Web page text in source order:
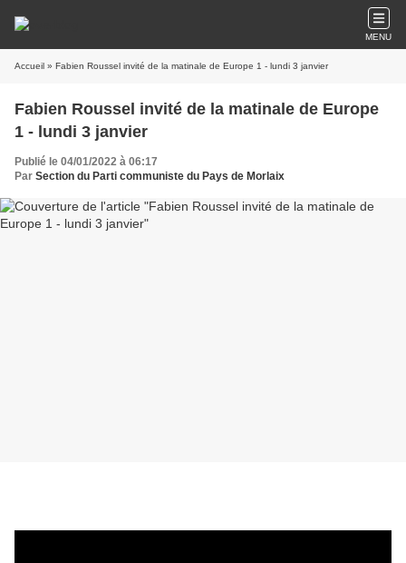
MENU
Accueil » Fabien Roussel invité de la matinale de Europe 1 - lundi 3 janvier
Fabien Roussel invité de la matinale de Europe
1 - lundi 3 janvier
Publié le 04/01/2022 à 06:17
Par Section du Parti communiste du Pays de Morlaix